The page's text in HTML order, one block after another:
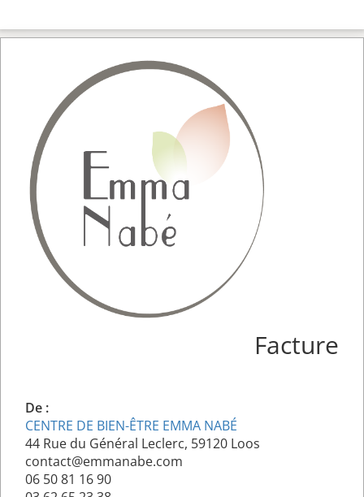
Facture
De :
CENTRE DE BIEN-ÊTRE EMMA NABÉ
44 Rue du Général Leclerc, 59120 Loos
contact@emmanabe.com
06 50 81 16 90